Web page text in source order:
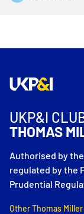
UKP&I
THOMAS
Authorised by
regulated by the
Prudential
Other Thomas